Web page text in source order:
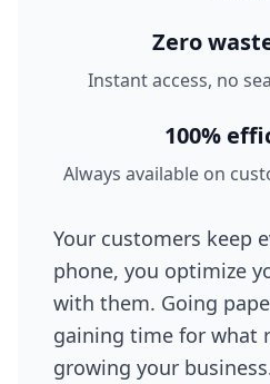
Zero
Instant access, no
100%
Always available on
Your customers keep
phone, you optimize
with them. Going
gaining time for what
growing your